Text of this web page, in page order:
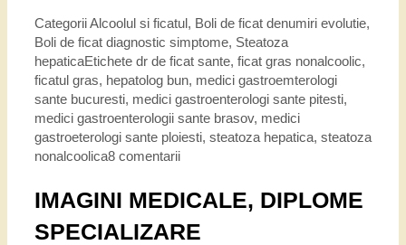
CategoriiAlcoolul si ficatul, Boli de ficat denumiri evolutie,
Boli de ficat diagnostic simptome, Steatoza
hepaticaEtichete dr de ficat sante, ficat gras nonalcoolic,
ficatul gras, hepatolog bun, medici gastroemterologi
sante bucuresti, medici gastroenterologi sante pitesti,
medici gastroenterologii sante brasov, medici
gastroeterologi sante ploiesti, steatoza hepatica, steatoza
nonalcoolica8 comentarii
IMAGINI MEDICALE, DIPLOME
SPECIALIZARE